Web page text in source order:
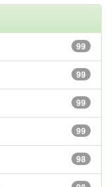
99
99
99
99
98